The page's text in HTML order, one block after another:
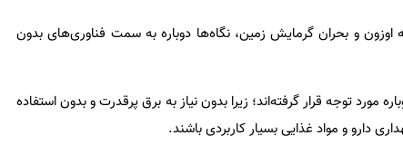
اوزون و بحران گرمایش زمین، نگاه‌ها دوباره به سمت فناوری‌های بدون
توجه قرار گرفته‌اند؛ زیرا بدون نیاز به برق پرقدرت و بدون استفاده
دارو و مواد غذایی بسیار کاربردی باشند.